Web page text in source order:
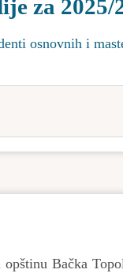
za 2025/
osnovnih i
Bačka